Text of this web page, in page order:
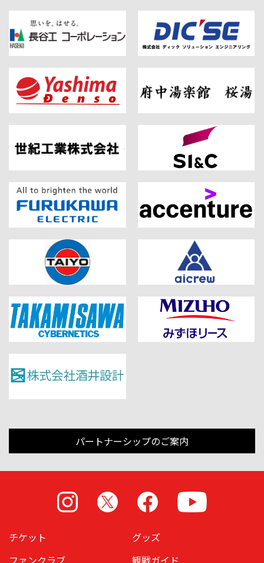
パートナーシップのご案内
Instagram Facebook
チケット
グッズ
ファンクラブ
観戦ガイド